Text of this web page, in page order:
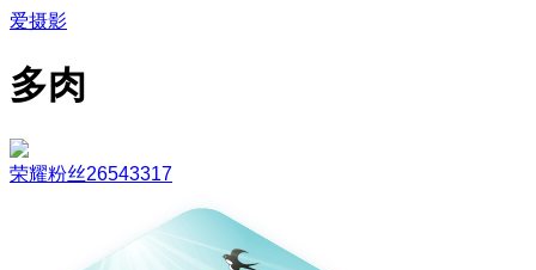
爱摄影
多肉
荣耀粉丝26543317